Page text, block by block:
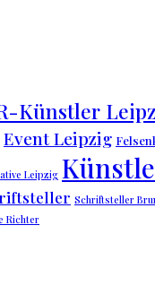
Künstler
Event Leipzig
Leipzig
Schriftsteller
Richter